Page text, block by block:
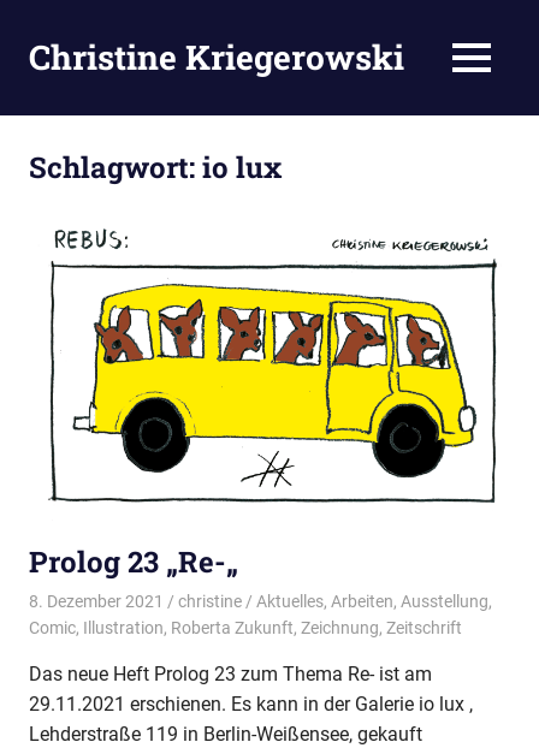
Inhalt
springen
Christine Kriegerowski MENÜ
Schlagwort:io lux
Prolog 23 „Re-„
8. Dezember 2021 christine Aktuelles, Arbeiten, Ausstellung,
Comic, Illustration, Roberta Zukunft, Zeichnung, Zeitschrift
Das neue Heft Prolog 23 zum Thema Re- ist am
29.11.2021 erschienen. Es kann in der Galerie io lux ,
Lehderstraße 119 in Berlin-Weißensee, gekauft